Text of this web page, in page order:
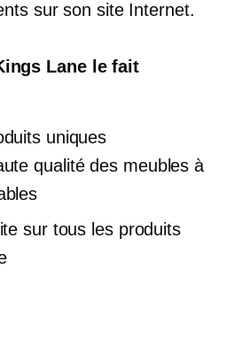
sur son site Internet.
Lane le fait
uniques
qualitédes meubles à
sur tous les produits